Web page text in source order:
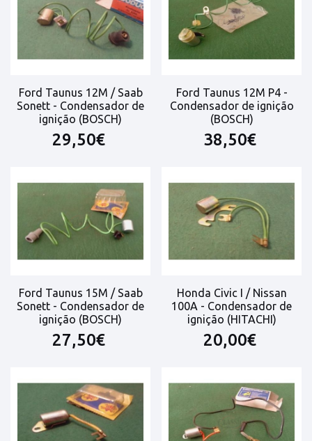
Ford Taunus 12M / Saab
Sonett - Condensador de
ignição (BOSCH)
29,50€
Ford Taunus 12M P4 -
Condensador de ignição
(BOSCH)
38,50€
Ford Taunus 15M / Saab
Sonett - Condensador de
ignição (BOSCH)
27,50€
Honda Civic I / Nissan
100A - Condensador de
ignição (HITACHI)
20,00€